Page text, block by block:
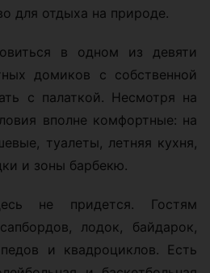
для отдыха на природе.
в одном из девяти
домиков с собственной
с палаткой. Несмотря на
вполне комфортные: на
туалеты, летняя кухня,
и зоны барбекю.
не придется. Гостям
лодок, байдарок,
и квадроциклов. Есть